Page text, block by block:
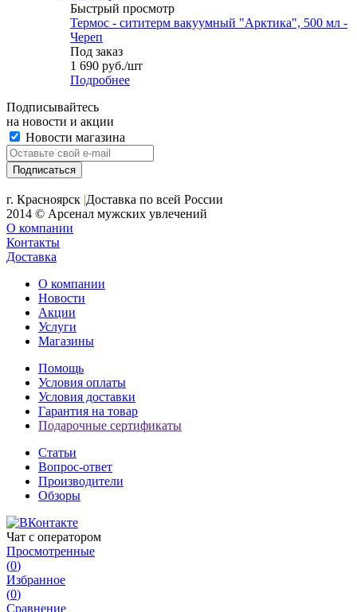
Быстрый просмотр
Термос - сититерм вакуумный "Арктика", 500 мл -
Череп
Под заказ
1 690 руб./шт
Подробнее
Подписывайтесь
на новости и акции
Новости магазина
г. Красноярск |Доставка по всей России
2014 © Арсенал мужских увлечений
О компании
Контакты
Доставка
О компании
Новости
Акции
Услуги
Магазины
Помощь
Условия оплаты
Условия доставки
Гарантия на товар
Подарочные сертификаты
Статьи
Вопрос-ответ
Производители
Обзоры
Чат с оператором
Просмотренные
(0)
Избранное
(0)
Сравнение